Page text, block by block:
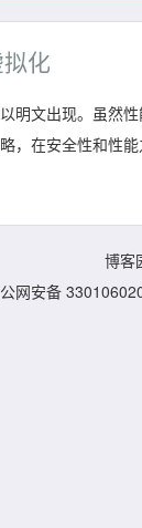
化
文出现。虽然
在安全性和性能
博客
网安备